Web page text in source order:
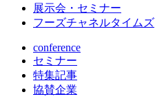
展示会・セミナー
フーズチャネルタイムズ
conference
セミナー
特集記事
協賛企業